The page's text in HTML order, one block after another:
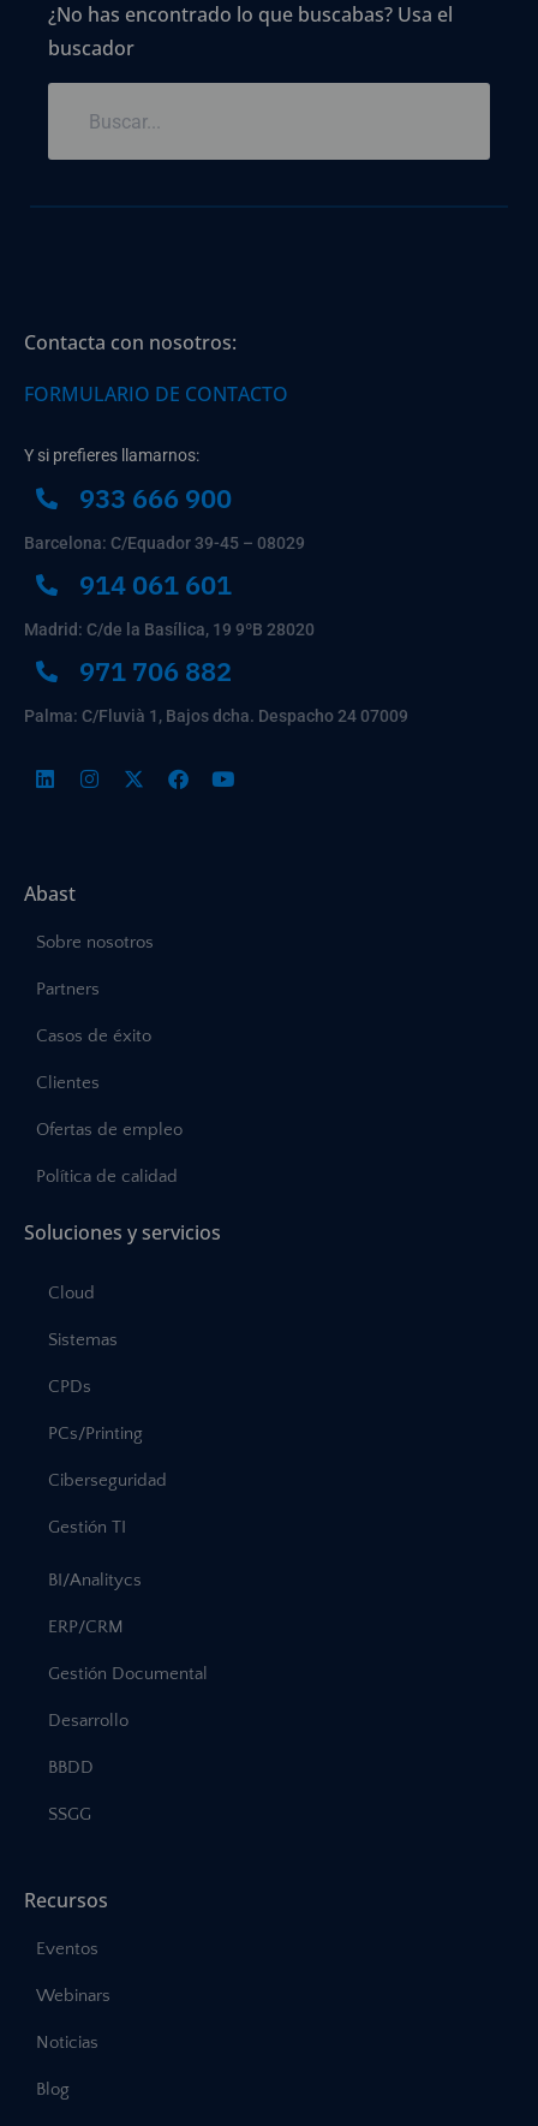
¿No has encontrado lo que buscabas? Usa el
buscador
Contacta con nosotros:
FORMULARIO DE CONTACTO
Y si prefieres llamarnos:
933 666 900
Barcelona: C/Equador 39-45 – 08029
914 061 601
Madrid: C/de la Basílica, 19 9ºB 28020
971 706 882
Palma: C/Fluvià 1, Bajos dcha. Despacho 24 07009
Abast
Sobre nosotros
Partners
Casos de éxito
Clientes
Ofertas de empleo
Política de calidad
Soluciones y servicios
Cloud
Sistemas
CPDs
PCs/Printing
Ciberseguridad
Gestión TI
BI/Analitycs
ERP/CRM
Gestión Documental
Desarrollo
BBDD
SSGG
Recursos
Eventos
Webinars
Noticias
Blog